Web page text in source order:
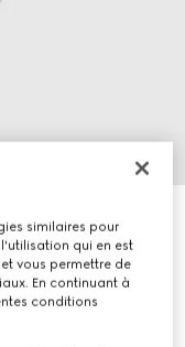
cœur
similaires pour
qui en est
vous permettre de
En continuant à
conditions